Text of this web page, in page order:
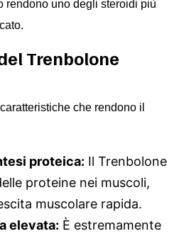
rendono uno degli steroidi più
Trenbolone
che rendono il
proteica: Il Trenbolone
proteine nei muscoli,
muscolare rapida.
elevata: È estremamente